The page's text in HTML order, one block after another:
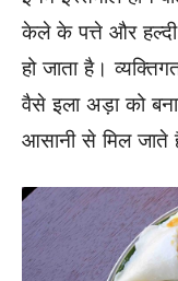
केले के पत्ते और
हो जाता है।
वैसे इला अड़ा को
आसानी से मिल जाते